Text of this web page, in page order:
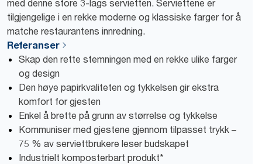
med denne store 3-lags servietten. Serviettene er
tilgjengelige i en rekke moderne og klassiske farger for å
matche restaurantens innredning.
Referanser
Skap den rette stemningen med en rekke ulike farger
og design
Den høye papirkvaliteten og tykkelsen gir ekstra
komfort for gjesten
Enkel å brette på grunn av størrelse og tykkelse
Kommuniser med gjestene gjennom tilpasset trykk –
75 % av serviettbrukere leser budskapet
Industrielt komposterbart produkt*